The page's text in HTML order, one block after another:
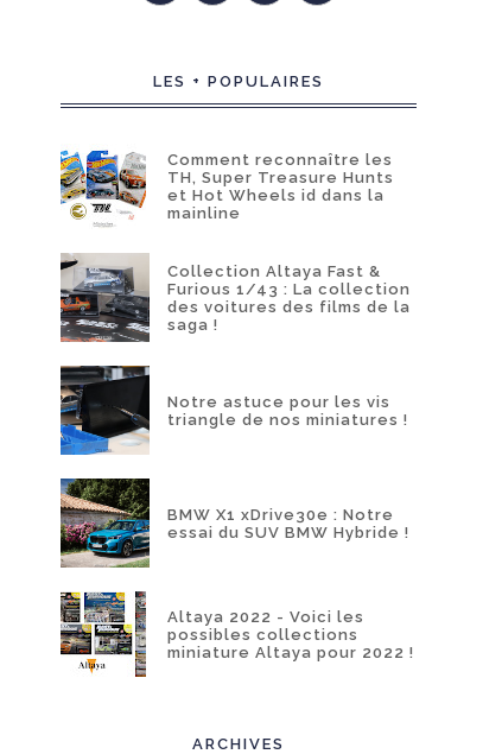
LES + POPULAIRES
Comment reconnaître les
TH, Super Treasure Hunts
et Hot Wheels id dans la
mainline
Collection Altaya Fast &
Furious 1/43 : La collection
des voitures des films de la
saga !
Notre astuce pour les vis
triangle de nos miniatures !
BMW X1 xDrive30e : Notre
essai du SUV BMW Hybride !
Altaya 2022 - Voici les
possibles collections
miniature Altaya pour 2022 !
ARCHIVES